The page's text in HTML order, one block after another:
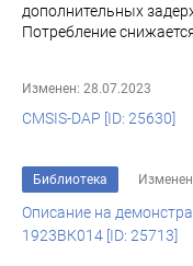
дополнительных
Потребление
Изменен: 28.07.2023
CMSIS-DAP [ID: 25630]
Библиотека
Описание на
1923ВК014 [ID: 25713]